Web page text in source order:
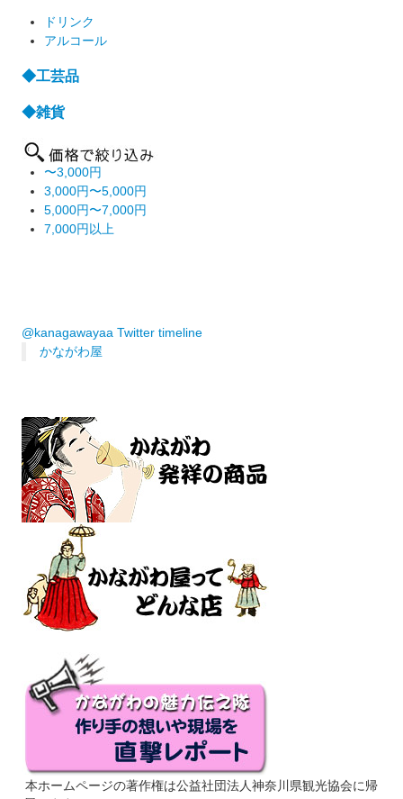
ドリンク
アルコール
◆工芸品
◆雑貨
〜3,000円
3,000円〜5,000円
5,000円〜7,000円
7,000円以上
@kanagawayaa Twitter timeline
かながわ屋
本ホームページの著作権は公益社団法人神奈川県観光協会に帰